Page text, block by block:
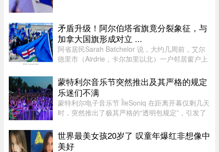
染源，并通知可能接触病毒 ...
矛盾升级！阿尔伯塔省旗竟分裂象征，与
加拿大国旗形成对立 ...
阿省居民Sarah Batchelor 说，大约几周前，艾尔
德里市（Airdrie，卡尔加里以北）一户邻居窗户上
从那时起一切开始发生变化。49 岁的音乐教师
Batchelor 在阿省生活了大 ...
蒙特利尔音乐节突然推出及其严格的规定
乐迷们不满
蒙特利尔电子音乐节 ÎleSoniq 在距离开幕仅剩几天
时，突然推出了极其严格的“透明包规定”，引发了
门用的腰包，结果在 ÎleSoniq 开幕前几天还得折腾
着重新买一个，太 ...
世界最美女孩20岁了 叹童年爆红非想像中
美好